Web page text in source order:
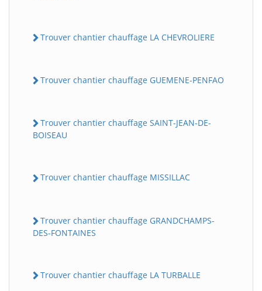
Trouver chantier chauffage LA CHEVROLIERE
Trouver chantier chauffage GUEMENE-PENFAO
Trouver chantier chauffage SAINT-JEAN-DE-
BOISEAU
Trouver chantier chauffage MISSILLAC
Trouver chantier chauffage GRANDCHAMPS-
DES-FONTAINES
Trouver chantier chauffage LA TURBALLE